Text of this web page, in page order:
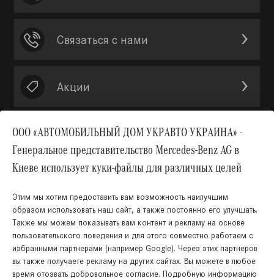
ООО «АВТОМОБИЛЬНЫЙ ДОМ УКРАВТО УКРАИНА» -
Генеральное представительство Mercedes-Benz AG в
Киеве использует куки-файлы для различных целей
Этим мы хотим предоставить вам возможность наилучшим
образом использовать наш сайт, а также постоянно его улучшать.
Также мы можем показывать вам контент и рекламу на основе
пользовательского поведения и для этого совместно работаем с
избранными партнерами (например Google). Через этих партнеров
вы также получаете рекламу на других сайтах. Вы можете в любое
время отозвать добровольное согласие. Подробную информацию
Связаться с нами
Акции